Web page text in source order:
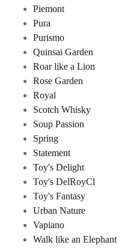
Piemont
Pura
Purismo
Quinsai Garden
Roar like a Lion
Rose Garden
Royal
Scotch Whisky
Soup Passion
Spring
Statement
Toy's Delight
Toy's DelRoyCl
Toy's Fantasy
Urban Nature
Vapiano
Walk like an Elephant